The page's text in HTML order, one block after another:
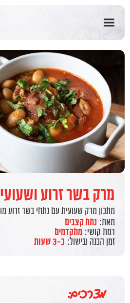
שִׂים
בְּאֲתָר
זֶה
מַעֲרֶכֶת
הַמְּסַיַּעַת
לִנְגִישׁוּת
הָאֲתָר.
מרק בשר זרוע
מתכון מרק שעועית עם נתחי בשר זרוע
מאת: נתח קצבים
רמת קושי: מתקדמים
זמן הכנה ובישול: כ-3 שעות
מצרכים: